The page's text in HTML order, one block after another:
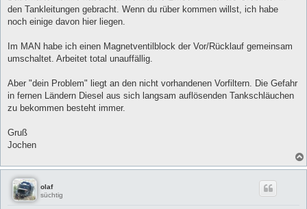
den Tankleitungen gebracht. Wenn du rüber kommen willst, ich habe
noch einige davon hier liegen.
Im MAN habe ich einen Magnetventilblock der Vor/Rücklauf gemeinsam
umschaltet. Arbeitet total unauffällig.
Aber "dein Problem" liegt an den nicht vorhandenen Vorfiltern. Die Gefahr
in fernen Ländern Diesel aus sich langsam auflösenden Tankschläuchen
zu bekommen besteht immer.
Gruß
Jochen
olaf
süchtig